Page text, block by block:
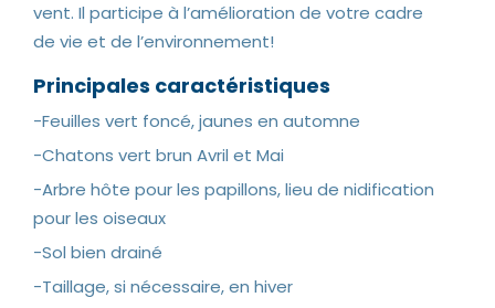
vent. Il participe à l’amélioration de votre cadre
de vie et de l’environnement!
Principales caractéristiques
-Feuilles vert foncé, jaunes en automne
-Chatons vert brun Avril et Mai
-Arbre hôte pour les papillons, lieu de nidification
pour les oiseaux
-Sol bien drainé
-Taillage, si nécessaire, en hiver